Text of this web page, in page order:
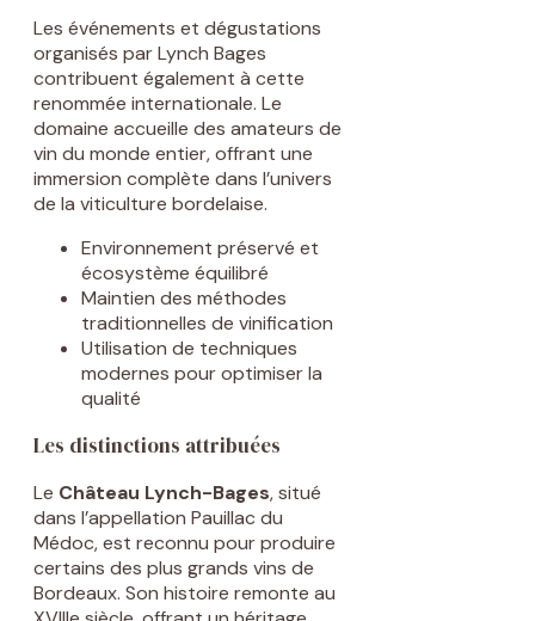
Les événements et dégustations
organisés par Lynch Bages
contribuent également à cette
renommée internationale. Le
domaine accueille des amateurs de
vin du monde entier, offrant une
immersion complète dans l’univers
de la viticulture bordelaise.
Environnement préservé et
écosystème équilibré
Maintien des méthodes
traditionnelles de vinification
Utilisation de techniques
modernes pour optimiser la
qualité
Les distinctions attribuées
Le Château Lynch-Bages, situé
dans l’appellation Pauillac du
Médoc, est reconnu pour produire
certains des plus grands vins de
Bordeaux. Son histoire remonte au